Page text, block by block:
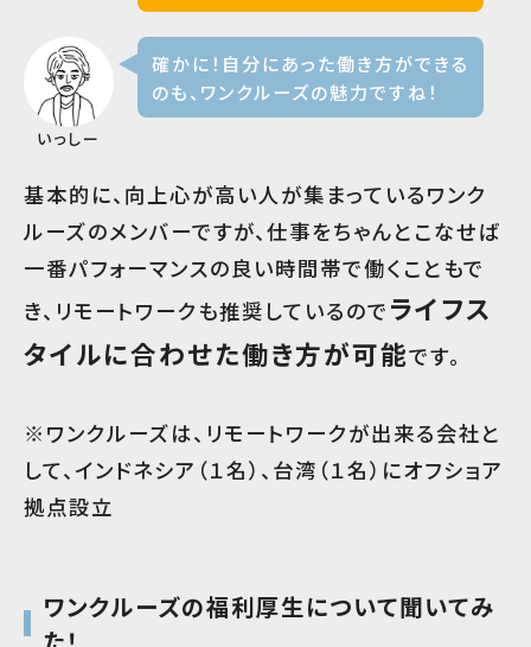
いっしー
確かに！自分にあった働き方ができる
のも、ワンクルーズの魅力ですね！
基本的に、向上心が高い人が集まっているワンク
ルーズのメンバーですが、仕事をちゃんとこなせば
一番パフォーマンスの良い時間帯で働くこともで
き、リモートワークも推奨しているので ライフス
タイルに合わせた働き方が可能です。
※ワンクルーズは、リモートワークが出来る会社と
して、インドネシア（１名）、台湾（１名）にオフショア
拠点設立
ワンクルーズの福利厚生について聞いてみ